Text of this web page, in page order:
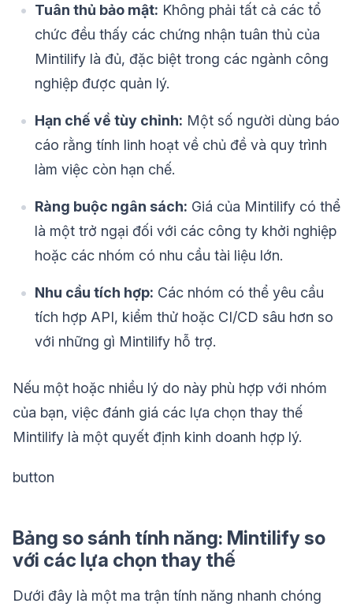
Tuân thủ bảo mật: Không phải tất cả các tổ
chức đều thấy các chứng nhận tuân thủ của
Mintilify là đủ, đặc biệt trong các ngành công
nghiệp được quản lý.
Hạn chế về tùy chỉnh: Một số người dùng báo
cáo rằng tính linh hoạt về chủ đề và quy trình
làm việc còn hạn chế.
Ràng buộc ngân sách: Giá của Mintilify có thể
là một trở ngại đối với các công ty khởi nghiệp
hoặc các nhóm có nhu cầu tài liệu lớn.
Nhu cầu tích hợp: Các nhóm có thể yêu cầu
tích hợp API, kiểm thử hoặc CI/CD sâu hơn so
với những gì Mintilify hỗ trợ.
Nếu một hoặc nhiều lý do này phù hợp với nhóm
của bạn, việc đánh giá các lựa chọn thay thế
Mintilify là một quyết định kinh doanh hợp lý.
button
Bảng so sánh tính năng: Mintilify so
với các lựa chọn thay thế
Dưới đây là một ma trận tính năng nhanh chóng